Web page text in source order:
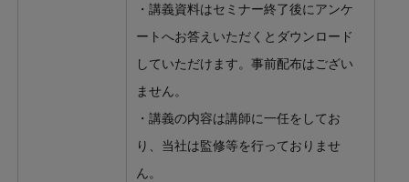
・講義資料はセミナー終了後にアンケ
ートへお答えいただくとダウンロード
していただけます。事前配布はござい
ません。
・講義の内容は講師に一任をしてお
り、当社は監修等を行っておりませ
ん。